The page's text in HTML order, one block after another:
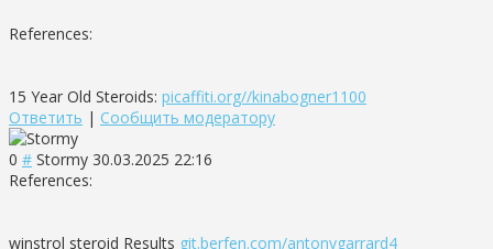
References:
15 Year Old Steroids: picaffiti.org//kinabogner1100
Ответить | Сообщить модератору
0 # Stormy 30.03.2025 22:16
References:
winstrol steroid Results git.berfen.com/antonygarrard4